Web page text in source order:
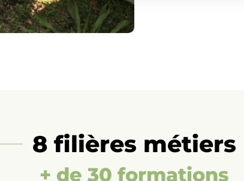
8 filières métiers
+ de 30 formations